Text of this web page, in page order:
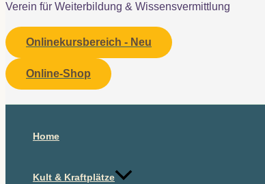
Verein für Weiterbildung & Wissensvermittlung
Onlinekursbereich - Neu
Online-Shop
Home
Kult & Kraftplätze